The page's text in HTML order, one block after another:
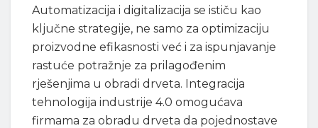
Automatizacija i digitalizacija se ističu kao
ključne strategije, ne samo za optimizaciju
proizvodne efikasnosti već i za ispunjavanje
rastuće potražnje za prilagođenim
rješenjima u obradi drveta. Integracija
tehnologija industrije 4.0 omogućava
firmama za obradu drveta da pojednostave